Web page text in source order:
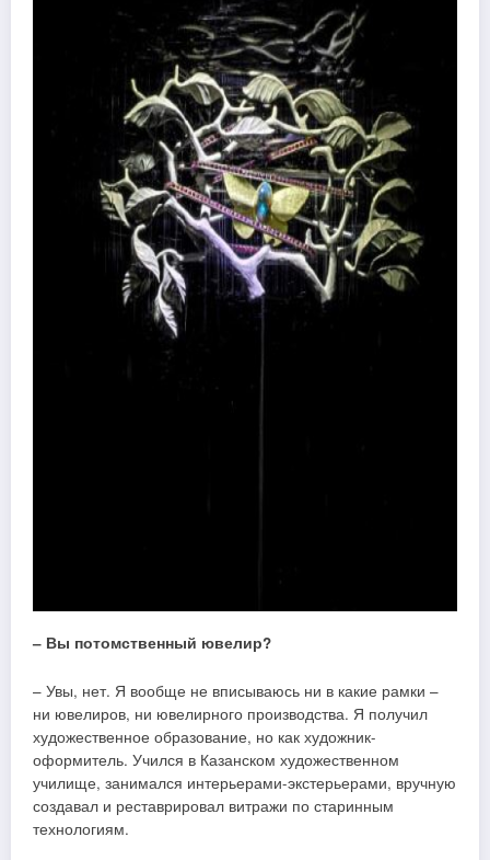
– Вы потомственный ювелир?
– Увы, нет. Я вообще не вписываюсь ни в какие рамки –
ни ювелиров, ни ювелирного производства. Я получил
художественное образование, но как художник-
оформитель. Учился в Казанском художественном
училище, занимался интерьерами-экстерьерами, вручную
создавал и реставрировал витражи по старинным
технологиям.